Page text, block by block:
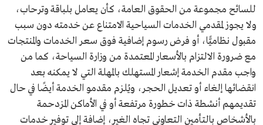
للسائح مجموعة من الحقوق العامة، كأن يعامل بلباقة وترحاب،
ولا يجوز لمقدمي الخدمات السياحية الامتناع عن خدمته دون سبب
مقبول نظاميًّا، أو فرض رسوم إضافية فوق سعر الخدمات والمنتجات
مع ضرورة الالتزام بالأسعار المعتمدة من وزارة السياحة، كما من
واجب مقدم الخدمة إشعار المستهلك بالمهلة التي لا يمكنه بعد
انقضائها إلغاء أو تعديل الحجر، ويُلزم مقدمو الخدمة أيضًا في حال
تقديمهم أنشطة ذات خطورة مرتفعة أو في الأماكن المزدحمة
بالأشخاص بالتأمين التعاوني تجاه الغير، إضافة إلى توفير خدمات